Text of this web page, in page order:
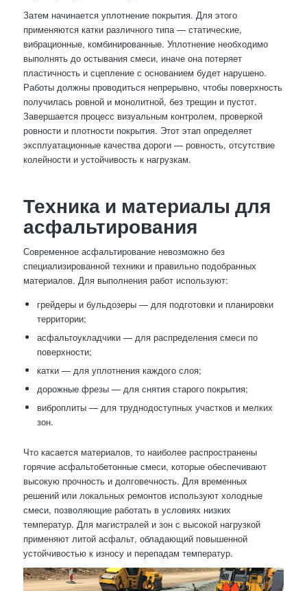
Затем начинается уплотнение покрытия. Для этого
применяются катки различного типа — статические,
вибрационные, комбинированные. Уплотнение необходимо
выполнять до остывания смеси, иначе она потеряет
пластичность и сцепление с основанием будет нарушено.
Работы должны проводиться непрерывно, чтобы поверхность
получилась ровной и монолитной, без трещин и пустот.
Завершается процесс визуальным контролем, проверкой
ровности и плотности покрытия. Этот этап определяет
эксплуатационные качества дороги — ровность, отсутствие
колейности и устойчивость к нагрузкам.
Техника и материалы для
асфальтирования
Современное асфальтирование невозможно без
специализированной техники и правильно подобранных
материалов. Для выполнения работ используют:
грейдеры и бульдозеры — для подготовки и планировки
территории;
асфальтоукладчики — для распределения смеси по
поверхности;
катки — для уплотнения каждого слоя;
дорожные фрезы — для снятия старого покрытия;
виброплиты — для труднодоступных участков и мелких
зон.
Что касается материалов, то наиболее распространены
горячие асфальтобетонные смеси, которые обеспечивают
высокую прочность и долговечность. Для временных
решений или локальных ремонтов используют холодные
смеси, позволяющие работать в условиях низких
температур. Для магистралей и зон с высокой нагрузкой
применяют литой асфальт, обладающий повышенной
устойчивостью к износу и перепадам температур.